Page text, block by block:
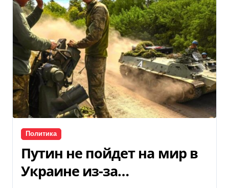
Политика
Путин не пойдет на мир в
Украине из-за